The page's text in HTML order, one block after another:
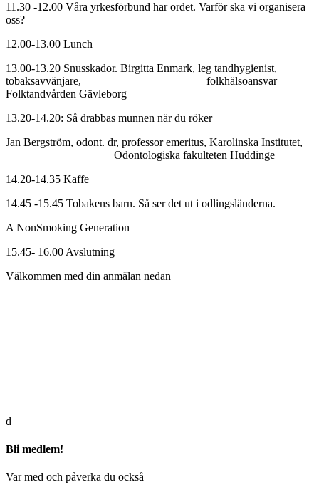
11.30 -12.00 Våra yrkesförbund har ordet. Varför ska vi organisera
oss?
12.00-13.00 Lunch
13.00-13.20 Snusskador. Birgitta Enmark, leg tandhygienist,
tobaksavvänjare, folkhälsoansvar
Folktandvården Gävleborg
13.20-14.20: Så drabbas munnen när du röker
Jan Bergström, odont. dr, professor emeritus, Karolinska Institutet,
Odontologiska fakulteten Huddinge
14.20-14.35 Kaffe
14.45 -15.45 Tobakens barn. Så ser det ut i odlingsländerna.
A NonSmoking Generation
15.45- 16.00 Avslutning
Välkommen med din anmälan nedan
d
Bli medlem!
Var med och påverka du också